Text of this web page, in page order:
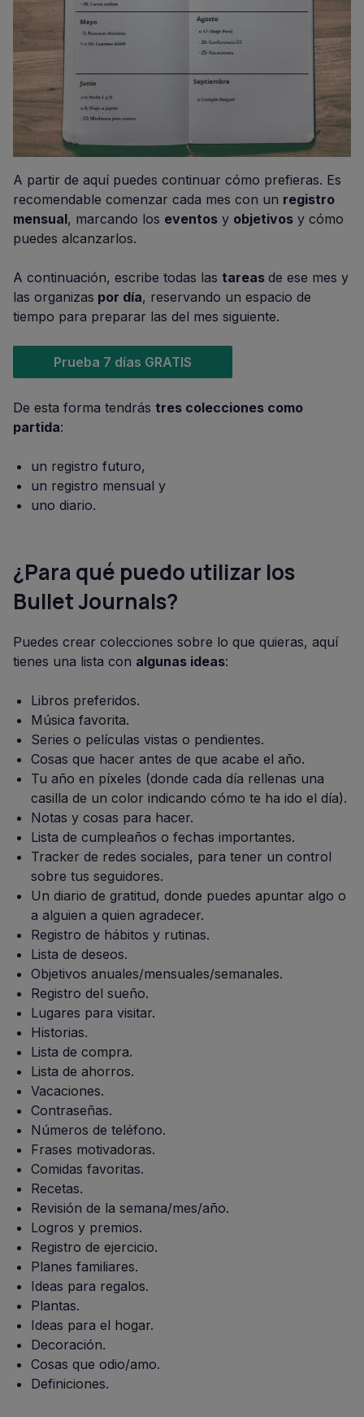
A partir de aquí puedes continuar cómo prefieras. Es
recomendable comenzar cada mes con un registro
mensual, marcando los eventos y objetivos y cómo
puedes alcanzarlos.
A continuación, escribe todas las tareas de ese mes y
las organizas por día, reservando un espacio de
tiempo para preparar las del mes siguiente.
Prueba 7 días GRATIS
De esta forma tendrás tres colecciones como
partida:
un registro futuro,
un registro mensual y
uno diario.
¿Para qué puedo utilizar los
Bullet Journals?
Puedes crear colecciones sobre lo que quieras, aquí
tienes una lista con algunas ideas:
Libros preferidos.
Música favorita.
Series o películas vistas o pendientes.
Cosas que hacer antes de que acabe el año.
Tu año en píxeles (donde cada día rellenas una
casilla de un color indicando cómo te ha ido el día).
Notas y cosas para hacer.
Lista de cumpleaños o fechas importantes.
Tracker de redes sociales, para tener un control
sobre tus seguidores.
Un diario de gratitud, donde puedes apuntar algo o
a alguien a quien agradecer.
Registro de hábitos y rutinas.
Lista de deseos.
Objetivos anuales/mensuales/semanales.
Registro del sueño.
Lugares para visitar.
Historias.
Lista de compra.
Lista de ahorros.
Vacaciones.
Contraseñas.
Números de teléfono.
Frases motivadoras.
Comidas favoritas.
Recetas.
Revisión de la semana/mes/año.
Logros y premios.
Registro de ejercicio.
Planes familiares.
Ideas para regalos.
Plantas.
Ideas para el hogar.
Decoración.
Cosas que odio/amo.
Definiciones.